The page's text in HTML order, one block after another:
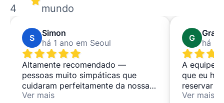
4
mundo
S
Simon
há 1 ano em Seoul
Altamente recomendado —
pessoas muito simpáticas que
cuidaram perfeitamente da nossa
bagagem durante o dia — é um
Ver mais
G
Grace
há 1
A equipe
que eu
reservar o
bagagens.
Ver mais